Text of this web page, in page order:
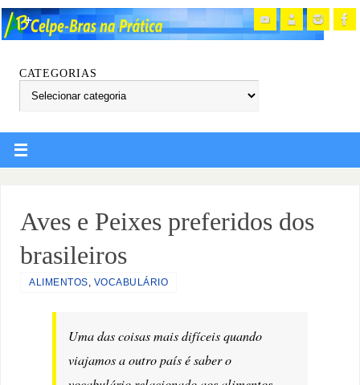
CATEGORIAS
Aves e Peixes preferidos dos
brasileiros
ALIMENTOS, VOCABULÁRIO
Uma das coisas mais difíceis quando
viajamos a outro país é saber o